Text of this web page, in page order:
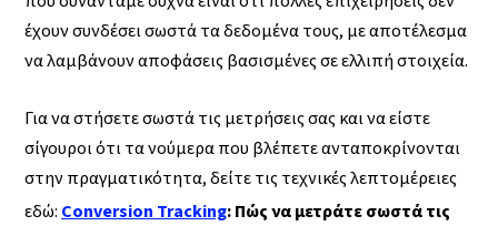
έχουν συνδέσει σωστά τα δεδομένα τους, με αποτέλεσμα
να λαμβάνουν αποφάσεις βασισμένες σε ελλιπή στοιχεία.
Για να στήσετε σωστά τις μετρήσεις σας και να είστε
σίγουροι ότι τα νούμερα που βλέπετε ανταποκρίνονται
στην πραγματικότητα, δείτε τις τεχνικές λεπτομέρειες
εδώ: Conversion Tracking: Πώς να μετράτε σωστά τις